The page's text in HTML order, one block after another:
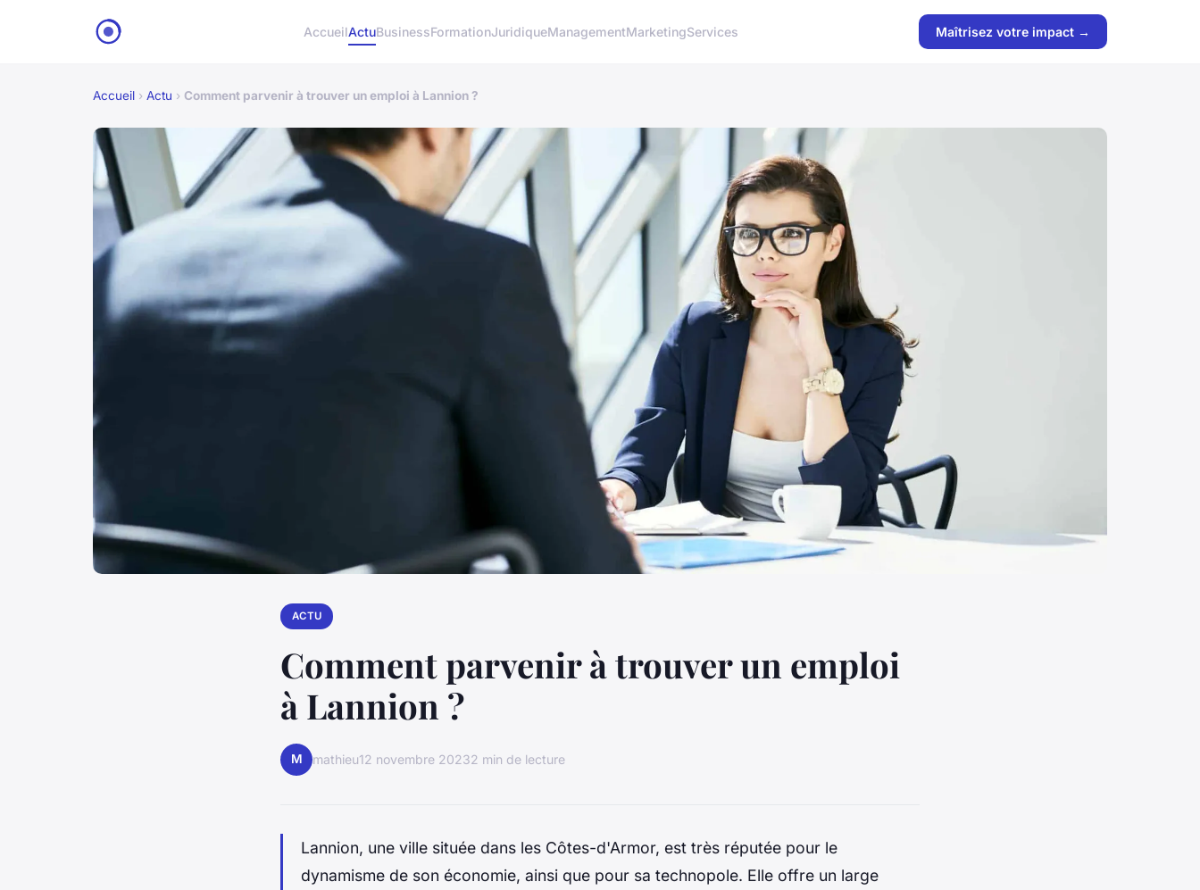
AccueilActuBusinessFormationJuridiqueManagementMarketingServices Maîtrisez votre impact →
Accueil › Actu › Comment parvenir à trouver un emploi à Lannion ?
ACTU
Comment parvenir à trouver un emploi
à Lannion ?
M mathieu12 novembre 20232 min de lecture
Lannion, une ville située dans les Côtes-d'Armor, est très réputée pour le
dynamisme de son économie, ainsi que pour sa technopole. Elle offre un large